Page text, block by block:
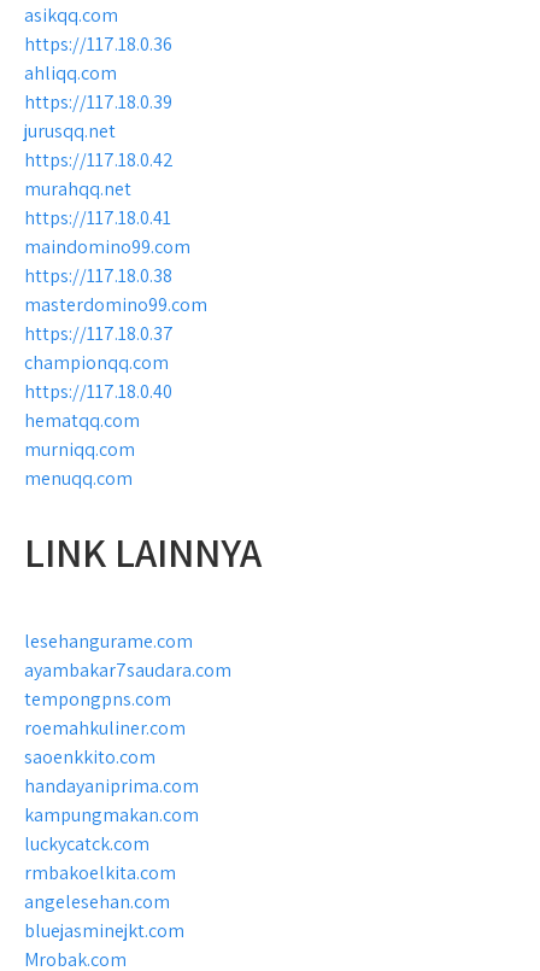
asikqq.com
https://117.18.0.36
ahliqq.com
https://117.18.0.39
jurusqq.net
https://117.18.0.42
murahqq.net
https://117.18.0.41
maindomino99.com
https://117.18.0.38
masterdomino99.com
https://117.18.0.37
championqq.com
https://117.18.0.40
hematqq.com
murniqq.com
menuqq.com
LINK LAINNYA
lesehangurame.com
ayambakar7saudara.com
tempongpns.com
roemahkuliner.com
saoenkkito.com
handayaniprima.com
kampungmakan.com
luckycatck.com
rmbakoelkita.com
angelesehan.com
bluejasminejkt.com
Mrobak.com